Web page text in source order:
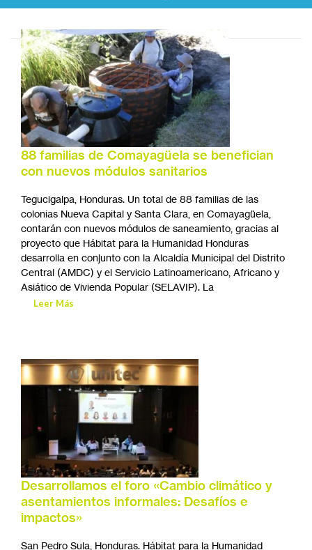
88 familias de Comayagüela se benefician
con nuevos módulos sanitarios
Tegucigalpa, Honduras. Un total de 88 familias de las
colonias Nueva Capital y Santa Clara, en Comayagüela,
contarán con nuevos módulos de saneamiento, gracias al
proyecto que Hábitat para la Humanidad Honduras
desarrolla en conjunto con la Alcaldía Municipal del Distrito
Central (AMDC) y el Servicio Latinoamericano, Africano y
Asiático de Vivienda Popular (SELAVIP). La
Leer Más
Desarrollamos el foro «Cambio climático y
asentamientos informales: Desafíos e
impactos»
San Pedro Sula, Honduras. Hábitat para la Humanidad